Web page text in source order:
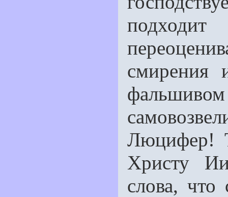
Люцифер!
Христу
слова, что